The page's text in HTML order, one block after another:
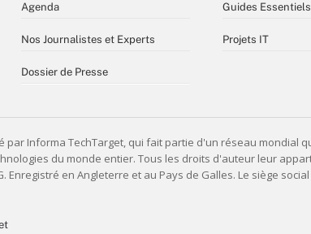
Agenda
Nos Journalistes et Experts
Dossier de Presse
Guides Essentiels
Projets IT